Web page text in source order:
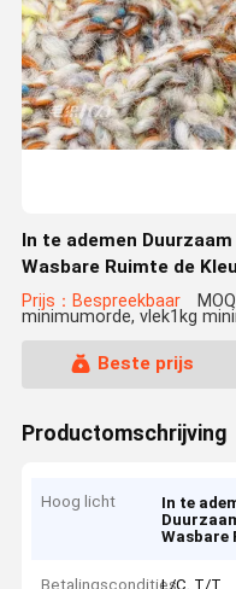
In te ademen
Wasbare Ruimte de
Prijs：Bespreekbaar
minimumorde, vlek1kg
Beste prijs
Productomschrijving
Hoog licht In te
Wasbare
BetalingsconditiesL/C, T/T